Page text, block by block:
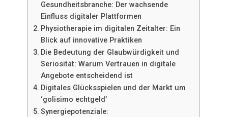
Gesundheitsbranche: Der wachsende
Einfluss digitaler Plattformen
Physiotherapie im digitalen Zeitalter: Ein
Blick auf innovative Praktiken
Die Bedeutung der Glaubwürdigkeit und
Seriosität: Warum Vertrauen in digitale
Angebote entscheidend ist
Digitales Glücksspielen und der Markt um
‘golisimo echtgeld’
Synergiepotenziale: